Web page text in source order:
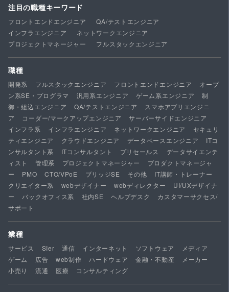
注目の職種キーワード
フロントエンドエンジニア
QA/テストエンジニア
インフラエンジニア
ネットワークエンジニア
プロジェクトマネージャー
フルスタックエンジニア
職種
開発系 フルスタックエンジニア フロントエンドエンジニア
オープ
ン系SE・プログラマ
汎用系エンジニア ゲーム系エンジニア
制
御・組込エンジニア
QA/テストエンジニア
スマホアプリエンジニ
ア
コーダー/マークアップエンジニア
サーバーサイドエンジニア
インフラ系
インフラエンジニア ネットワークエンジニア
セキュリ
ティエンジニア
クラウドエンジニア データベースエンジニア
ITコ
ンサルタント系
ITコンサルタント プリセールス
データサイエンテ
ィスト
管理系 プロジェクトマネージャー
プロダクトマネージャ
ー
PMO CTO/VPoE ブリッジSE その他
IT講師・トレーナー
クリエイター系
webデザイナー webディレクター
UI/UXデザイナ
ー
バックオフィス系 社内SE ヘルプデスク
カスタマーサクセス/
サポート
業種
サービス SIer 通信 インターネット ソフトウェア
メディア
ゲーム
広告 web制作 ハードウェア 金融・不動産
メーカー
小売り
流通 医療 コンサルティング